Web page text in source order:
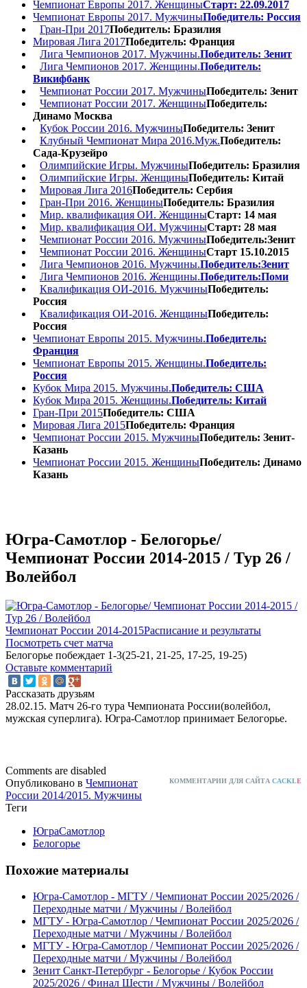
Чемпионат Европы 2017. ЖенщиныСтарт: 22.09.2017
Чемпионат Европы 2017. МужчиныПобедитель: Россия
Гран-При 2017Победитель: Бразилия
Мировая Лига 2017Победитель: Франция
Лига Чемпионов 2017. Мужчины.Победитель: Зенит
Лига Чемпионов 2017. Женщины.Победитель:
Викифбанк
Чемпионат России 2017. МужчиныПобедитель: Зенит
Чемпионат России 2017. ЖенщиныПобедитель:
Динамо Москва
Кубок России 2016. МужчиныПобедитель: Зенит
Клубный Чемпионат Мира 2016.Муж.Победитель:
Сада-Крузейро
Олимпийские Игры. МужчиныПобедитель: Бразилия
Олимпийские Игры. ЖенщиныПобедитель: Китай
Мировая Лига 2016Победитель: Сербия
Гран-При 2016. ЖенщиныПобедитель: Бразилия
Мир. квалификация ОИ. ЖенщиныСтарт: 14 мая
Мир. квалификация ОИ. МужчиныСтарт: 28 мая
Чемпионат России 2016. МужчиныПобедитель:Зенит
Чемпионат России 2016. ЖенщиныСтарт 15.10.2015
Лига Чемпионов 2016. Мужчины.Победитель:Зенит
Лига Чемпионов 2016. Женщины.Победитель:Поми
Квалификация ОИ-2016. МужчиныПобедитель:
Россия
Квалификация ОИ-2016. ЖенщиныПобедитель:
Россия
Чемпионат Европы 2015. Мужчины.Победитель:
Франция
Чемпионат Европы 2015. Женщины.Победитель:
Россия
Кубок Мира 2015. Мужчины.Победитель: США
Кубок Мира 2015. Женщины.Победитель: Китай
Гран-При 2015Победитель: США
Мировая Лига 2015Победитель: Франция
Чемпионат России 2015. МужчиныПобедитель: Зенит-
Казань
Чемпионат России 2015. ЖенщиныПобедитель: Динамо
Казань
Югра-Самотлор - Белогорье/
Чемпионат России 2014-2015 / Тур 26 /
Волейбол
Чемпионат России 2014-2015Расписание и результаты
Посмотреть счет матча
Белогорье побеждает 1-3(25-21, 21-25, 17-25, 19-25)
Оставьте комментарий
Рассказать друзьям
28.02.15. Матч 26-го тура Чемпионата России(волейбол,
мужская суперлига). Югра-Самотлор принимает Белогорье.
Comments are disabled
КОММЕНТАРИИ ДЛЯ САЙТА CACKLE
Опубликовано в Чемпионат
России 2014/2015. Мужчины
Теги
ЮграСамотлор
Белогорье
Похожие материалы
Югра-Самотлор - МГТУ / Чемпионат России 2025/2026 /
Переходные матчи / Мужчины / Волейбол
МГТУ - Югра-Самотлор / Чемпионат России 2025/2026 /
Переходные матчи / Мужчины / Волейбол
МГТУ - Югра-Самотлор / Чемпионат России 2025/2026 /
Переходные матчи / Мужчины / Волейбол
Зенит Санкт-Петербург - Белогорье / Кубок России
2025/2026 / Финал Шести / Мужчины / Волейбол